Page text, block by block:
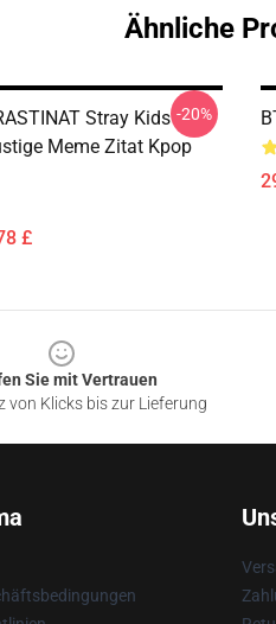
Ähnliche
Stray Kids
Meme Zitat Kpop
£
-20%
Sie mit Vertrauen
von Klicks bis zur Lieferung